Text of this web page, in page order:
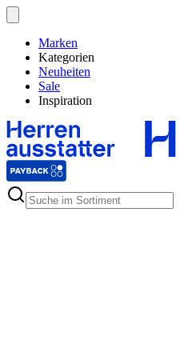
Marken
Kategorien
Neuheiten
Sale
Inspiration